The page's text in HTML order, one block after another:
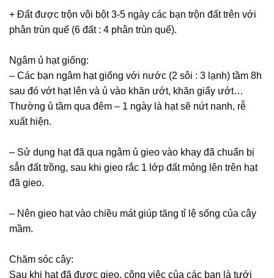
+ Đất được trộn vôi bột 3-5 ngày các bạn trộn đất trên với
phân trùn quế (6 đất : 4 phân trùn quế).
Ngâm ủ hạt giống:
– Các bạn ngâm hạt giống với nước (2 sôi : 3 lạnh) tầm 8h
sau đó vớt hạt lên và ủ vào khăn ướt, khăn giấy ướt…
Thường ủ tầm qua đêm – 1 ngày là hạt sẽ nứt nanh, rễ
xuất hiện.
– Sử dụng hạt đã qua ngâm ủ gieo vào khay đã chuẩn bị
sẳn đất trồng, sau khi gieo rắc 1 lớp đất mỏng lên trên hạt
đã gieo.
– Nên gieo hạt vào chiều mát giúp tăng tỉ lệ sống của cây
mầm.
Chăm sóc cây:
Sau khi hạt đã được gieo, công việc của các bạn là tưới